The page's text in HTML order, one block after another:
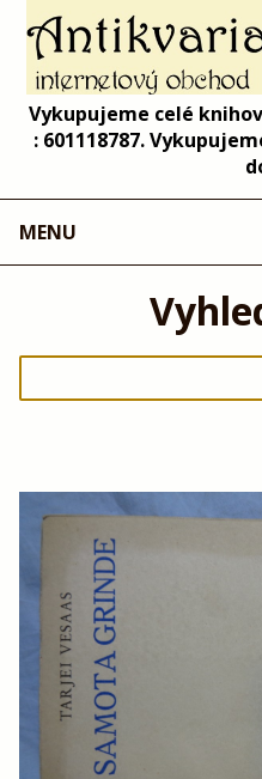
Vykupujeme celé
: 601118787.
MENU